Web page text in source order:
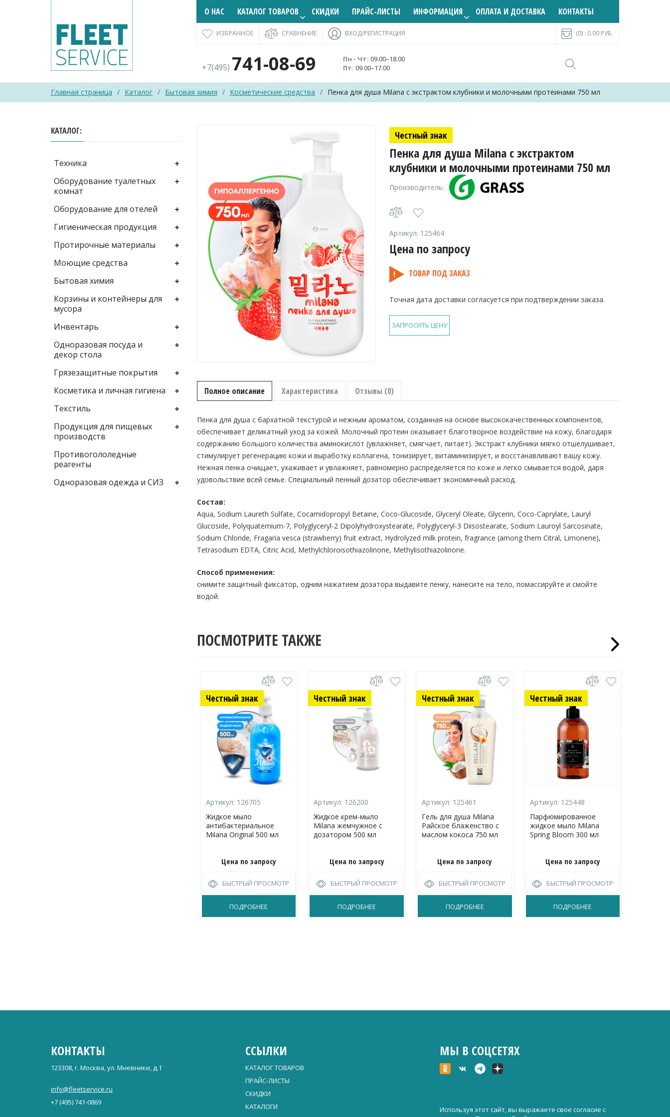
О НАС КАТАЛОГ ТОВАРОВ СКИДКИ ПРАЙС-ЛИСТЫ ИНФОРМАЦИЯ ОПЛАТА И ДОСТАВКА КОНТАКТЫ
ИЗБРАННОЕ СРАВНЕНИЕ ВХОД/РЕГИСТРАЦИЯ (0) : 0.00 РУБ.
+7(495) 741-08-69 Пн - Чт: 09.00–18.00
Пт: 09.00–17.00
Главная страница / Каталог / Бытовая химия / Косметические средства / Пенка для душа Milana с экстрактом клубники и молочными протеинами 750 мл
Честный знак
Пенка для душа Milana с экстрактом
клубники и молочными протеинами 750 мл
Производитель:
Артикул: 125464
Цена по запросу
ТОВАР ПОД ЗАКАЗ
Точная дата доставки согласуется при подтверждении заказа.
ЗАПРОСИТЬ ЦЕНУ
Полное описание Характеристика Отзывы (0)
Пенка для душа с бархатной текстурой и нежным ароматом, созданная на основе высококачественных компонентов,
обеспечивает деликатный уход за кожей. Молочный протеин оказывает благотворное воздействие на кожу, благодаря
содержанию большого количества аминокислот (увлажняет, смягчает, питает). Экстракт клубники мягко отшелушивает,
стимулирует регенерацию кожи и выработку коллагена, тонизирует, витаминизирует, и восстанавливают вашу кожу.
Нежная пенка очищает, ухаживает и увлажняет, равномерно распределяется по коже и легко смывается водой, даря
удовольствие всей семье. Специальный пенный дозатор обеспечивает экономичный расход.
Состав:
Aqua, Sodium Laureth Sulfate, Cocamidopropyl Betaine, Coco-Glucoside, Glyceryl Oleate, Glycerin, Coco-Caprylate, Lauryl
Glucoside, Polyquaternium-7, Polyglyceryl-2 Dipolyhydroxystearate, Polyglyceryl-3 Diisostearate, Sodium Lauroyl Sarcosinate,
Sodium Chloride, Fragaria vesca (strawberry) fruit extract, Hydrolyzed milk protein, fragrance (among them Citral, Limonene),
Tetrasodium EDTA, Citric Acid, Methylchloroisothiazolinone, Methylisothiazolinone.
Способ применения:
снимите защитный фиксатор, одним нажатием дозатора выдавите пенку, нанесите на тело, помассируйте и смойте
водой.
ПОСМОТРИТЕ ТАКЖЕ
Честный знак
Артикул: 126705
Жидкое мыло
антибактериальное
Milana Original 500 мл
Цена по запросу
БЫСТРЫЙ ПРОСМОТР
ПОДРОБНЕЕ
Честный знак
Артикул: 126200
Жидкое крем-мыло
Milana жемчужное с
дозатором 500 мл
Цена по запросу
БЫСТРЫЙ ПРОСМОТР
ПОДРОБНЕЕ
Честный знак
Артикул: 125461
Гель для душа Milana
Райское блаженство с
маслом кокоса 750 мл
Цена по запросу
БЫСТРЫЙ ПРОСМОТР
ПОДРОБНЕЕ
Честный знак
Артикул: 125448
Парфюмированное
жидкое мыло Milana
Spring Bloom 300 мл
Цена по запросу
БЫСТРЫЙ ПРОСМОТР
ПОДРОБНЕЕ
КАТАЛОГ
Техника
Оборудование туалетных
комнат
Оборудование для отелей
Гигиеническая продукция
Протирочные материалы
Моющие средства
Бытовая химия
Корзины и контейнеры для
мусора
Инвентарь
Одноразовая посуда и
декор стола
Грязезащитные покрытия
Косметика и личная гигиена
Текстиль
Продукция для пищевых
производств
Противогололедные
реагенты
Одноразовая одежда и СИЗ
КОНТАКТЫ
123308, г. Москва, ул. Мневники, д.1
info@fleetservice.ru
+7 (495) 741-0869
ССЫЛКИ
КАТАЛОГ ТОВАРОВ
ПРАЙС-ЛИСТЫ
СКИДКИ
КАТАЛОГИ
МЫ В СОЦСЕТЯХ
Используя этот сайт, вы выражаете свое согласие с